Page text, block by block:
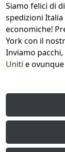
Siamo felici di
spedizioni
economiche!
York con il
Inviamo
Uniti e